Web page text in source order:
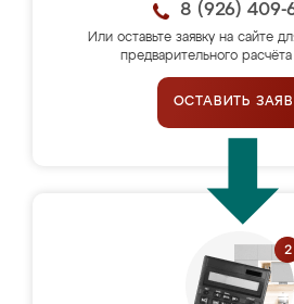
8 (926) 409-
Или оставьте заявку на сайте
предварительного
ОСТАВИТЬ